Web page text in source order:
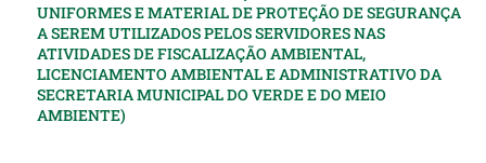
UNIFORMES E MATERIAL DE PROTEÇÃO DE SEGURANÇA
A SEREM UTILIZADOS PELOS SERVIDORES NAS
ATIVIDADES DE FISCALIZAÇÃO AMBIENTAL,
LICENCIAMENTO AMBIENTAL E ADMINISTRATIVO DA
SECRETARIA MUNICIPAL DO VERDE E DO MEIO
AMBIENTE)